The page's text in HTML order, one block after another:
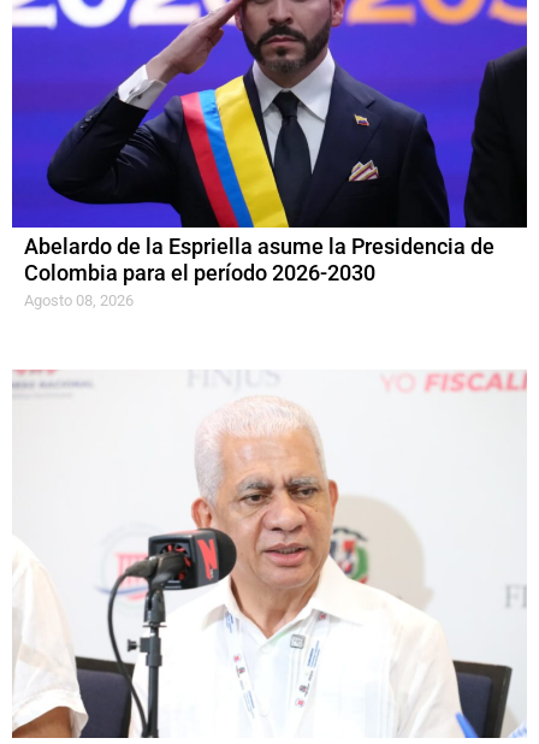
Abelardo de la Espriella asume la Presidencia de
Colombia para el período 2026-2030
Agosto 08, 2026